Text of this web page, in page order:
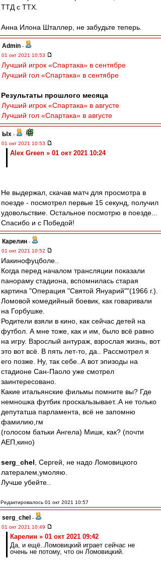
ТТД с ТТХ.
Анна Илона Шталлер, не забудьте теперь.
Admin -
01 окт 2021 10:53
Лучший игрок «Спартака» в сентябре
Лучший гол «Спартака» в сентябре
Результаты прошлого месяца
Лучший игрок «Спартака» в августе
Лучший гол «Спартака» в августе
Ых -
01 окт 2021 10:53
Alex Green » 01 окт 2021 10:24
Не выдержал, скачав матч для просмотра в
поезде - посмотрел первые 15 секунд, получил
удовольствие. Остальное посмотрю в поезде...
Спасибо и с Победой!
Карелин -
01 окт 2021 10:52
Иакинофуцболе..
Когда перед началом трансляции показали
панораму стадиона, вспомнилась старая
картина "Операция "Святой Януарий""(1966 г.).
Ломовой комедийный боевик, как говаривали
на Горбушке.
Родители взяли в кино, как сейчас детей на
футбол. А мне тоже, как и им, было всё равно
на игру. Взрослый антураж, взрослая жизнь, вот
это вот всё. В пять лет-то, да.. Рассмотрел я
его позже. Ну, так себе..А вот эпизоды на
стадионе Сан-Паоло уже смотрел
заинтересовано.
Какие итальянские фильмы помните вы? Где
немношка футбик проскальзывает..А не только
депутатша парламента, всё не запомню
фамилию,гм
(голосом батьки Ангела) Мишк, как? (почти
АЕП,кино)
serg_chel , Сергей, не надо Ломовицкого
латералем,умоляю.
Лучше убейте..
Редактировалось 01 окт 2021 10:57
serg_chel -
01 окт 2021 10:49
Карелин » 01 окт 2021 09:42
Да, и ещё..Ломовицкий играет сейчас не
очень не потому, что он Ломовицкий.